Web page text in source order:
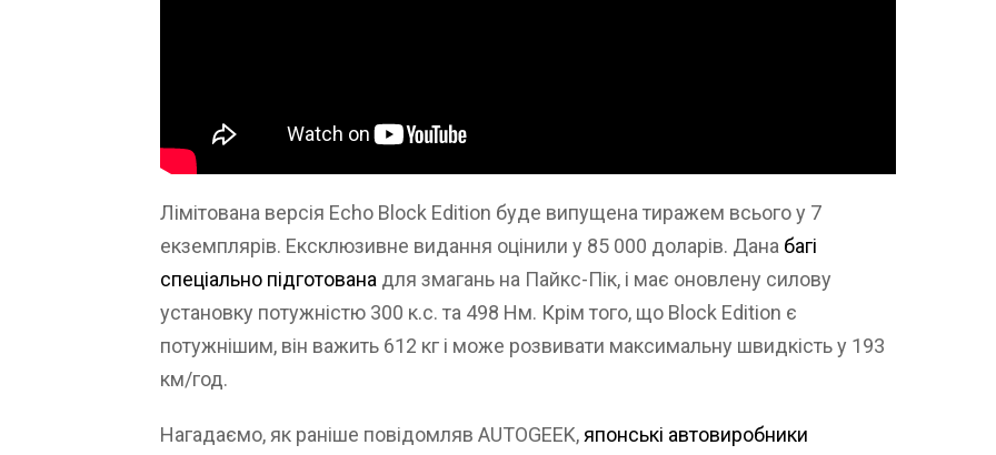
Лімітована версія Echo Block Edition буде випущена тиражем всього у 7
екземплярів. Ексклюзивне видання оцінили у 85 000 доларів. Дана багі
спеціально підготована для змагань на Пайкс-Пік, і має оновлену силову
установку потужністю 300 к.с. та 498 Нм. Крім того, що Block Edition є
потужнішим, він важить 612 кг і може розвивати максимальну швидкість у 193
км/год.
Нагадаємо, як раніше повідомляв AUTOGEEK,японські автовиробники